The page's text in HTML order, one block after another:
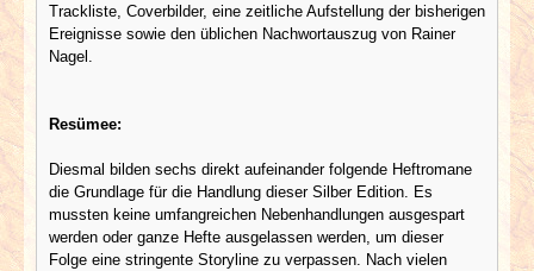
Trackliste, Coverbilder, eine zeitliche Aufstellung der bisherigen
Ereignisse sowie den üblichen Nachwortauszug von Rainer
Nagel.
Resümee:
Diesmal bilden sechs direkt aufeinander folgende Heftromane
die Grundlage für die Handlung dieser Silber Edition. Es
mussten keine umfangreichen Nebenhandlungen ausgespart
werden oder ganze Hefte ausgelassen werden, um dieser
Folge eine stringente Storyline zu verpassen. Nach vielen